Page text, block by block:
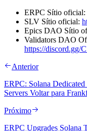
ERPC Sítio oficial:
SLV Sítio oficial:
Epics DAO Sítio
Validators DAO
https://discord.gg/
Anterior
ERPC: Solana
Servers Voltar para
Próximo
ERPC Upgrades Solana